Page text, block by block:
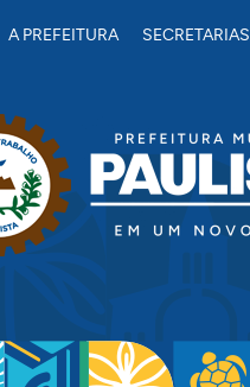
A PREFEITURA SECRETARIAS